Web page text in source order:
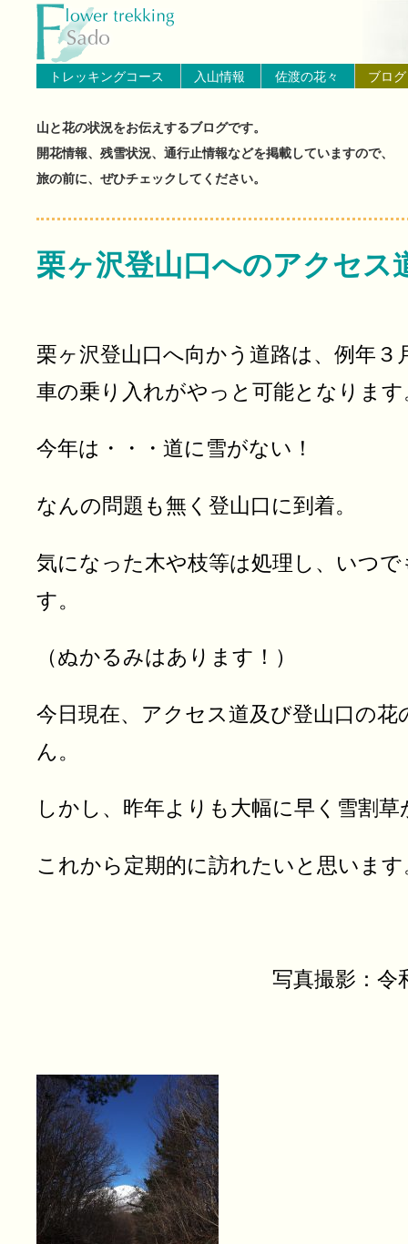
ブログ（佐渡島の山と花の状
トレッキングコース 入山情報 佐渡の花々 ブログ
山と花の状況をお伝えするブログです。
開花情報、残雪状況、通行止情報などを掲載していますので、
旅の前に、ぜひチェックしてください。
栗ヶ沢登山口へのアクセス
栗ヶ沢登山口へ向かう道路は、例年３
車の乗り入れがやっと可能となります
今年は・・・道に雪がない！
なんの問題も無く登山口に到着。
気になった木や枝等は処理し、いつ
す。
（ぬかるみはあります！）
今日現在、アクセス道及び登山口の
ん。
しかし、昨年よりも大幅に早く雪割
これから定期的に訪れたいと思います
写真撮影：令
トップページへ戻る